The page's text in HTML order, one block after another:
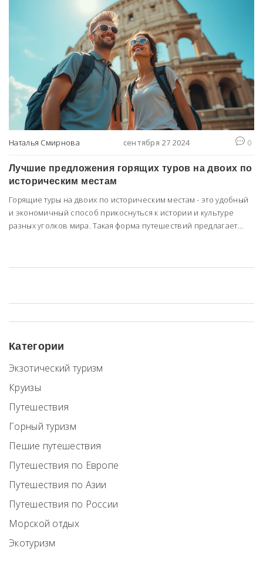
правильно выбирать такие предложения, а также получите
полезные советы по изучению исторических мест во время
подобных поездок. Этот текст поможет вам стать более
осведомленным путешественником и сделать ваше
путешествие максимально впечатляющим.
Наталья Смирнова сентября 27 2024 0
Лучшие предложения горящих туров на двоих по
историческим местам
Горящие туры на двоих по историческим местам - это удобный
и экономичный способ прикоснуться к истории и культуре
разных уголков мира. Такая форма путешествий предлагает
Категории
Экзотический туризм
Круизы
Путешествия
Горный туризм
Пешие путешествия
Путешествия по Европе
Путешествия по Азии
Путешествия по России
Морской отдых
Экотуризм